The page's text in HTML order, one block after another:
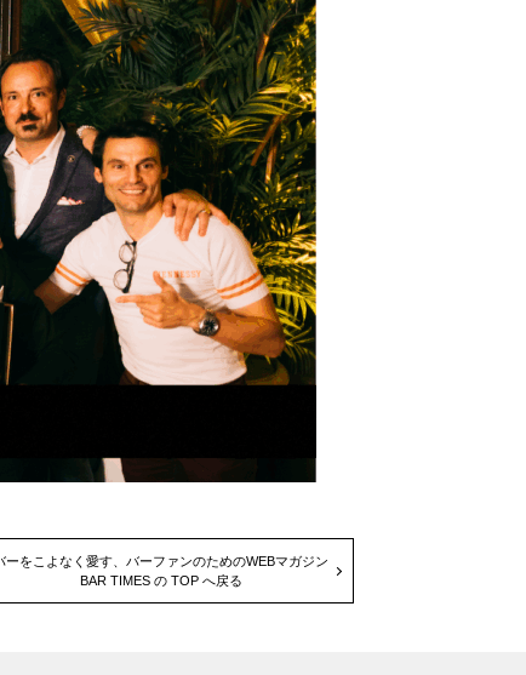
ーをこよなく愛す、バーファンのためのWEBマガジン
BAR TIMES の TOP へ戻る